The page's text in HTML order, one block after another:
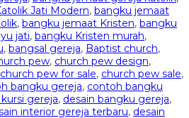
Jati Modern, bangku jemaat
, bangku jemaat Kristen, bangku
jati, bangku Kristen murah,
, bangsal gereja, Baptist church,
pew, church pew design,
church pew for sale, church pew sale,
bangku gereja, contoh bangku
gereja, desain bangku gereja,
interior gereja terbaru, desain